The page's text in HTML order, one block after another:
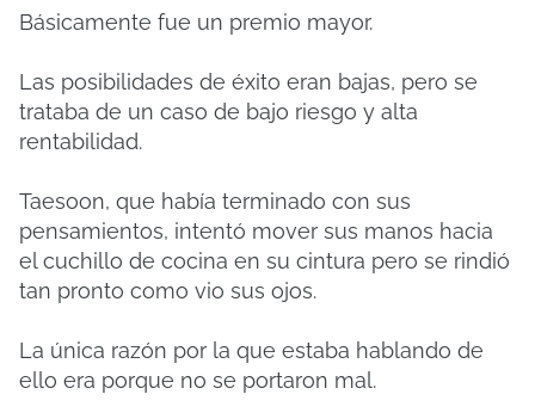
Básicamente fue un premio mayor.
Las posibilidades de éxito eran bajas, pero se
trataba de un caso de bajo riesgo y alta
rentabilidad.
Taesoon, que había terminado con sus
pensamientos, intentó mover sus manos hacia
el cuchillo de cocina en su cintura pero se rindió
tan pronto como vio sus ojos.
La única razón por la que estaba hablando de
ello era porque no se portaron mal.